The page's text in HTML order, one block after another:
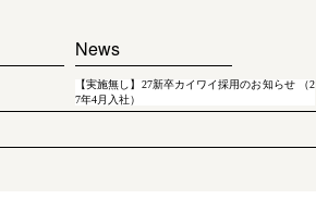
News
【実施無し】27新卒カイワイ採用のお知らせ （2
7年4月入社）